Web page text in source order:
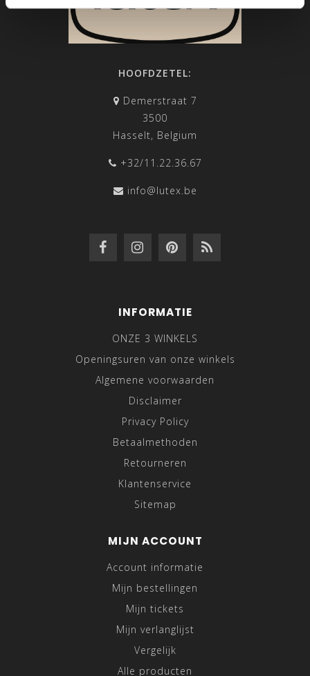
HOOFDZETEL:
Demerstraat 7
3500
Hasselt, Belgium
+32/11.22.36.67
info@lutex.be
INFORMATIE
ONZE 3 WINKELS
Openingsuren van onze winkels
Algemene voorwaarden
Disclaimer
Privacy Policy
Betaalmethoden
Retourneren
Klantenservice
Sitemap
MIJN ACCOUNT
Account informatie
Mijn bestellingen
Mijn tickets
Mijn verlanglijst
Vergelijk
Alle producten